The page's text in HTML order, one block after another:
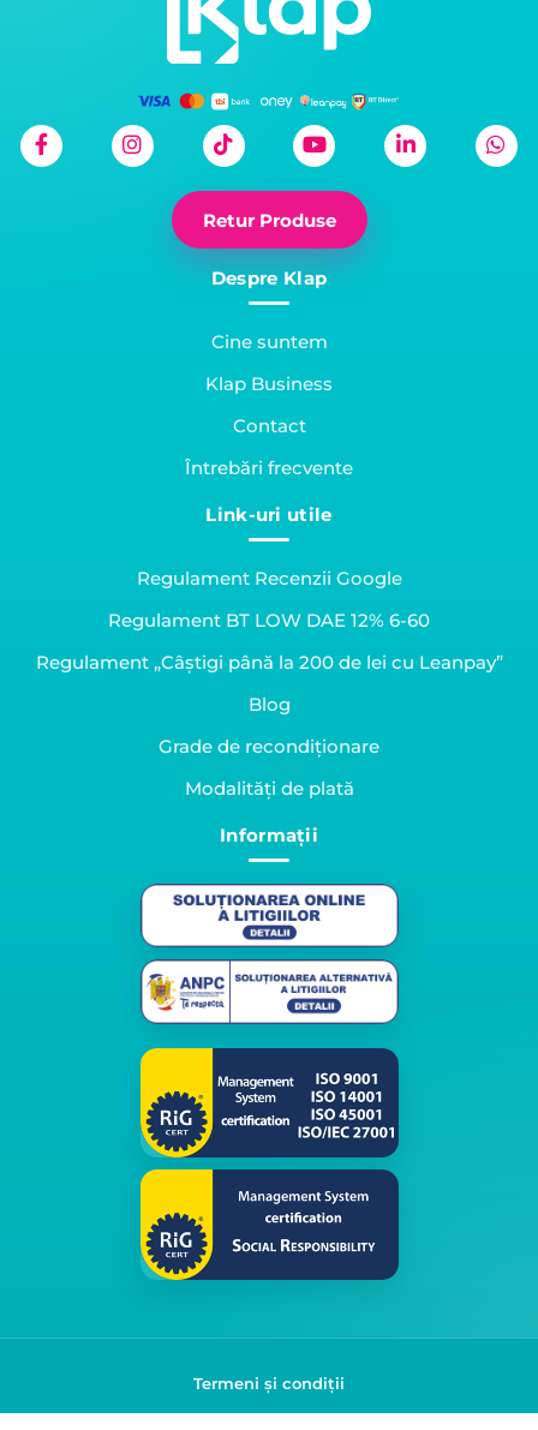
Retur Produse
Despre Klap
Cine suntem
Klap Business
Contact
Întrebări frecvente
Link-uri utile
Regulament Recenzii Google
Regulament BT LOW DAE 12% 6-60
Regulament „Câștigi până la 200 de lei cu Leanpay”
Blog
Grade de recondiționare
Modalități de plată
Informații
Termeni și condiții